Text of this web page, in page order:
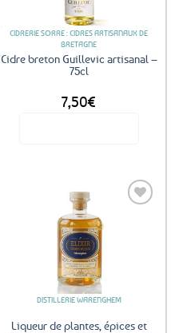
CIDRERIE SORRE : CIDRES ARTISANAUX DE
BRETAGNE
Cidre breton Guillevic artisanal –
75cl
7,50€
DISTILLERIE WARENGHEM
Liqueur de plantes, épices et